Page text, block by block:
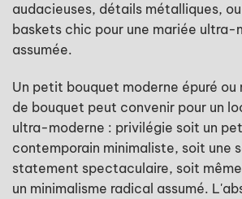
audacieuses, détails métalliques,
baskets chic pour une mariée ultra-
assumée.
Un petit bouquet moderne épuré ou
de bouquet peut convenir pour un
ultra-moderne : privilégie soit un
contemporain minimaliste, soit une
statement spectaculaire, soit
un minimalisme radical assumé.